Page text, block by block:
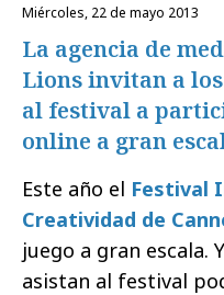
miércoles, 22 de mayo 2013
La agencia de
Lions invitan a
al festival a
online a gran
Este año el Festival
Creatividad de
juego a gran escala.
asistan al festival